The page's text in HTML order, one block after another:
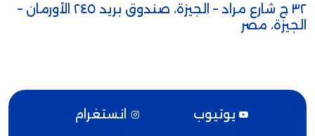
٣٢ ج شارع مراد – الجيزة، صندوق بريد ٢٤٥ الأورمان –
الجيزة، مصر
يوتيوب انستغرام